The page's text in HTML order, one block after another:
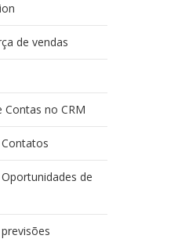
de vendas
Contas no CRM
de